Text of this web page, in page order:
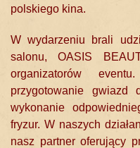
polskiego kina.
W wydarzeniu brali
salonu, OASIS
organizatorów
przygotowanie gwiazd
wykonanie
fryzur. W naszych
nasz partner oferujący